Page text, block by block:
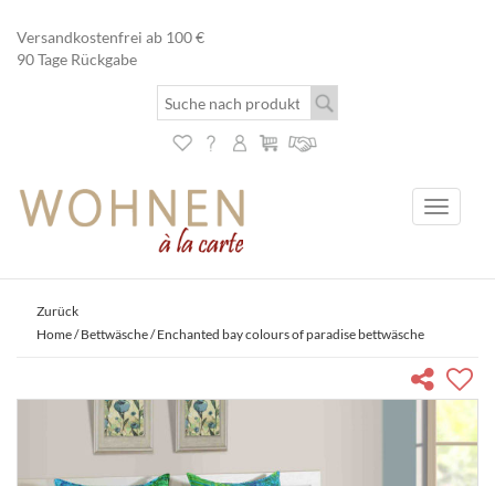
Versandkostenfrei ab 100 €
90 Tage Rückgabe
Toggle
Zurück
Home/Bettwäsche/ Enchanted bay colours of paradise bettwäsche